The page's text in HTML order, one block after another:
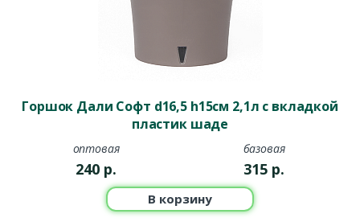
Горшок Дали Софт d16,5 h15см 2,1л с вкладкой
пластик шаде
оптовая
240 р.
базовая
315 р.
В корзину